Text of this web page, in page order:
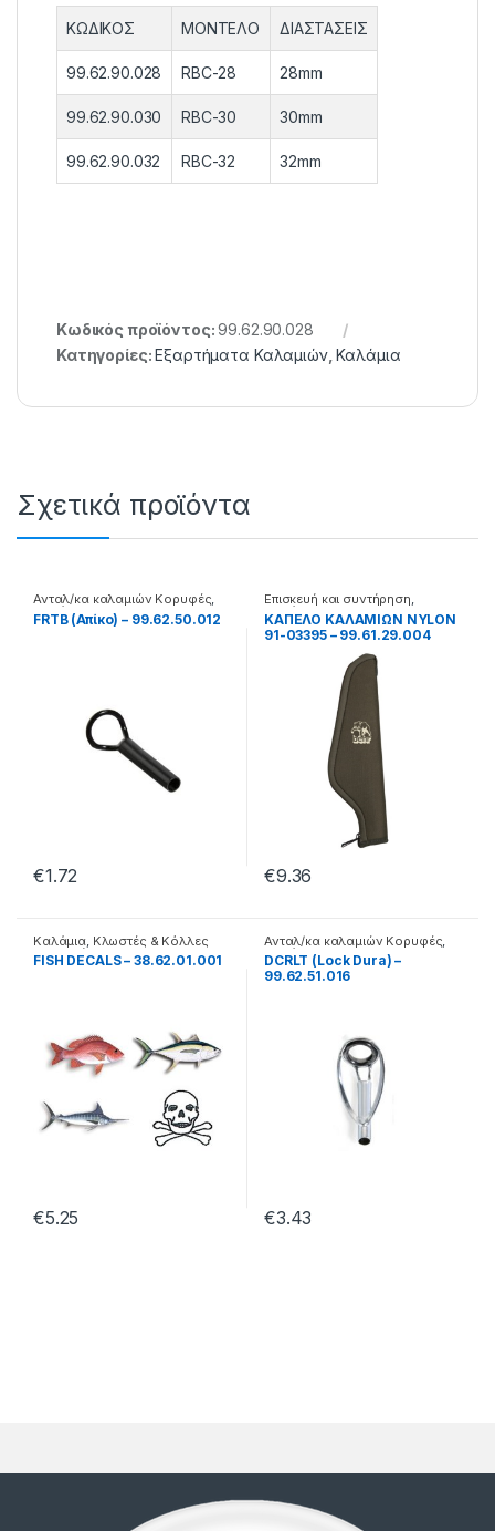
ΚΩΔΙΚΟΣ ΜΟΝΤΕΛΟ ΔΙΑΣΤΑΣΕΙΣ
99.62.90.028 RBC-28 28mm
99.62.90.030 RBC-30 30mm
99.62.90.032 RBC-32 32mm
Κωδικός προϊόντος:99.62.90.028
Κατηγορίες:Εξαρτήματα Καλαμιών,Καλάμια
Σχετικά προϊόντα
Ανταλ/κα καλαμιών Κορυφές
Καλάμια
FRTB (Απίκο) – 99.62.50.012
€1.72
Επισκευή και συντήρηση
Καλάμια
ΚΑΠΕΛΟ ΚΑΛΑΜΙΩΝ NYLON
91-03395 – 99.61.29.004
€9.36
Καλάμια Κλωστές & Κόλλες
Επισκευής
FISH DECALS – 38.62.01.001
€5.25
Ανταλ/κα καλαμιών Κορυφές
Καλάμια
DCRLT (Lock Dura) –
99.62.51.016
€3.43